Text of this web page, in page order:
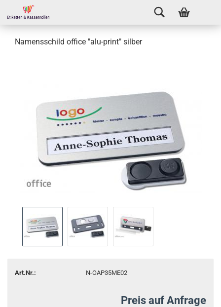
Namensschild office "alu-print" silber
Art.Nr.: N-OAP35ME02
Preis auf Anfrage